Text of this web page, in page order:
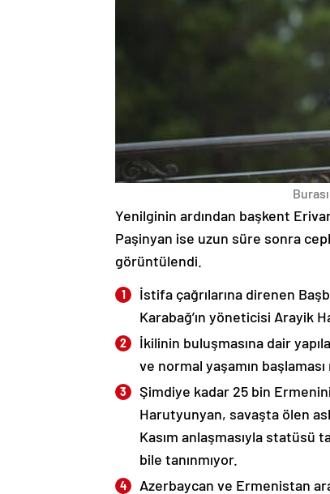
Yenilginin ardından başkent
Paşinyan ise uzun süre sonra
görüntülendi.
İstifa çağrılarına direnen
Karabağ’ın yöneticisi Arayik
İkilinin buluşmasına dair
ve normal yaşamın başlaması
Şimdiye kadar 25 bin
Harutyunyan, savaşta ölen
Kasım anlaşmasıyla statüsü
bile tanınmıyor.
Azerbaycan ve Ermenistan